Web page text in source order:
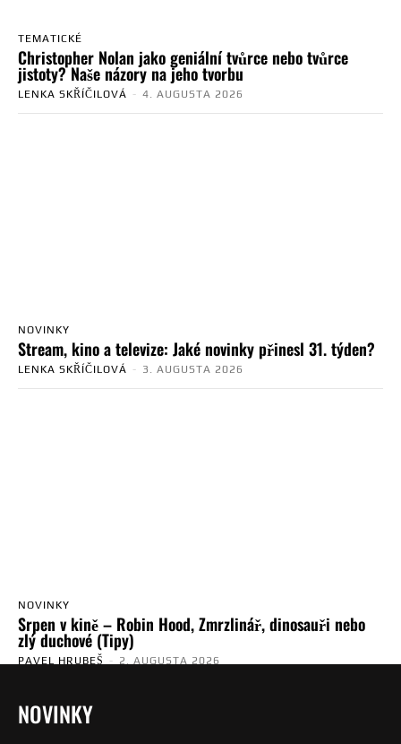
TEMATICKÉ
Christopher Nolan jako geniální tvůrce nebo tvůrce
jistoty? Naše názory na jeho tvorbu
LENKA SKŘÍČILOVÁ - 4. AUGUSTA 2026
NOVINKY
Stream, kino a televize: Jaké novinky přinesl 31. týden?
LENKA SKŘÍČILOVÁ - 3. AUGUSTA 2026
NOVINKY
Srpen v kině – Robin Hood, Zmrzlinář, dinosauři nebo
zlý duchové (Tipy)
PAVEL HRUBEŠ - 2. AUGUSTA 2026
NOVINKY